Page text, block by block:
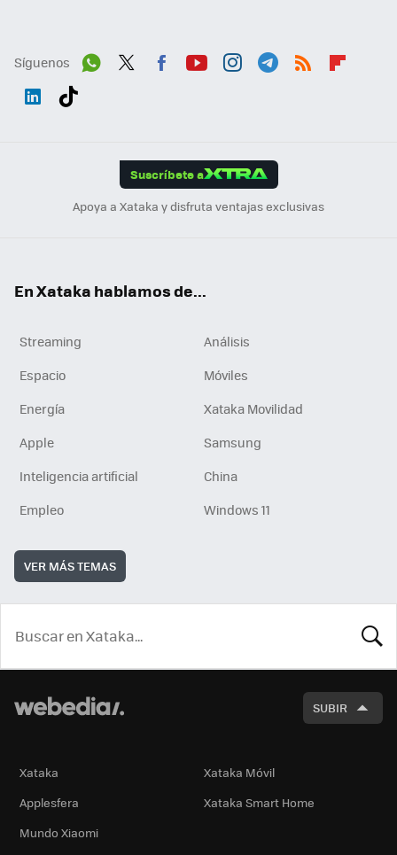
Síguenos
Suscríbete a
Apoya a Xataka y disfruta ventajas exclusivas
En Xataka hablamos de...
Streaming
Análisis
Espacio
Móviles
Energía
Xataka Movilidad
Apple
Samsung
Inteligencia artificial
China
Empleo
Windows 11
VER MÁS TEMAS
SUBIR
Xataka
Xataka Móvil
Applesfera
Xataka Smart Home
Mundo Xiaomi